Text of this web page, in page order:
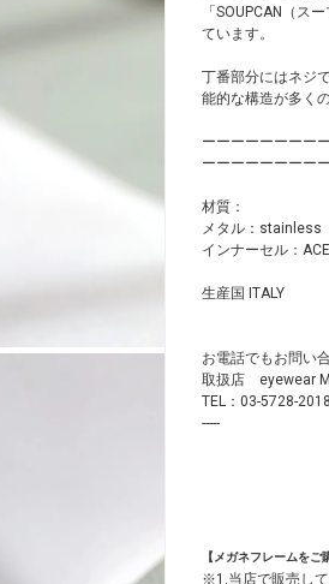
「SOUPCAN（ス
ています。
丁番部分にはネジ
能的な構造が多く
ーーーーーーーー
ーーーーーーーー
材質：
メタル：stainless
インナーセル：
生産国 ITALY
お電話でもお問い
取扱店 eyewear
TEL：03-5728-2018
-----
【メガネフレームをご
※1.当店で販売し